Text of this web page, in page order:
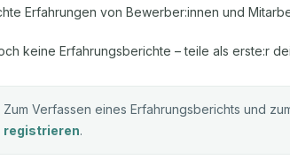
Erfahrungen von Bewerber:innen und
keine Erfahrungsberichte – teile als erste:r
Zum Verfassen eines Erfahrungsberichts und
registrieren.